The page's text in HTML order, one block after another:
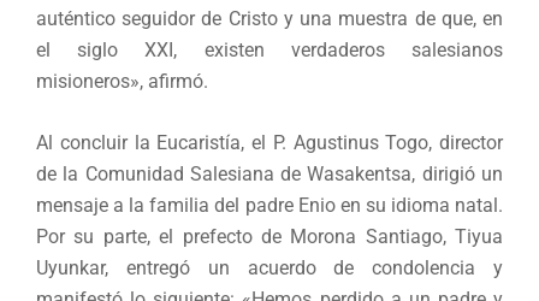
auténtico seguidor de Cristo y una muestra de que, en
el siglo XXI, existen verdaderos salesianos
misioneros», afirmó.
Al concluir la Eucaristía, el P. Agustinus Togo, director
de la Comunidad Salesiana de Wasakentsa, dirigió un
mensaje a la familia del padre Enio en su idioma natal.
Por su parte, el prefecto de Morona Santiago, Tiyua
Uyunkar, entregó un acuerdo de condolencia y